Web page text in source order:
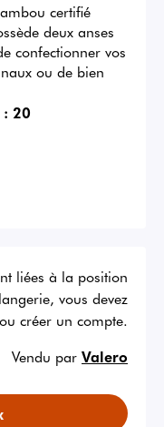
certifié
deux anses
confectionner vos
ou de bien
20
liées à la position
vous devez
créer un compte.
Vendu par Valero